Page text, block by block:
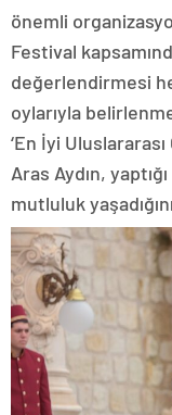
önemli
Festival
değerlendirmesi
oylarıyla
‘En İyi
Aras Aydın,
mutluluk